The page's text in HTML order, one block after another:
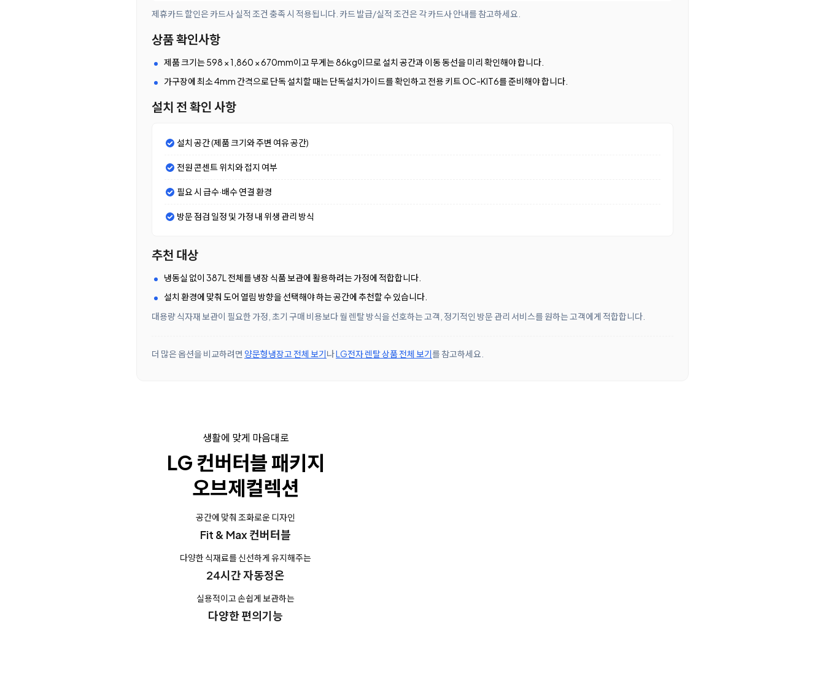
제휴카드 할인은 카드사 실적 조건 충족 시 적용됩니다. 카드 발급/실적 조건은 각 카드사 안내를 참고하세요.
상품 확인사항
제품 크기는 598 × 1,860 × 670mm이고 무게는 86kg이므로 설치 공간과 이동 동선을 미리 확인해야 합니다.
가구장에 최소 4mm 간격으로 단독 설치할 때는 단독설치가이드를 확인하고 전용 키트 OC-KIT6를 준비해야 합니다.
설치 전 확인 사항
설치 공간 (제품 크기와 주변 여유 공간)
전원 콘센트 위치와 접지 여부
필요 시 급수·배수 연결 환경
방문 점검 일정 및 가정 내 위생 관리 방식
추천 대상
냉동실 없이 387L 전체를 냉장 식품 보관에 활용하려는 가정에 적합합니다.
설치 환경에 맞춰 도어 열림 방향을 선택해야 하는 공간에 추천할 수 있습니다.
대용량 식자재 보관이 필요한 가정, 초기 구매 비용보다 월 렌탈 방식을 선호하는 고객, 정기적인 방문 관리 서비스를 원하는 고객에게 적합합니다.
더 많은 옵션을 비교하려면 양문형냉장고 전체 보기나LG전자 렌탈 상품 전체 보기를 참고하세요.
생활에 맞게 마음대로
LG 컨버터블 패키지
오브제컬렉션
공간에 맞춰 조화로운 디자인
Fit & Max 컨버터블
다양한 식재료를 신선하게 유지해주는
24시간 자동정온
실용적이고 손쉽게 보관하는
다양한 편의기능